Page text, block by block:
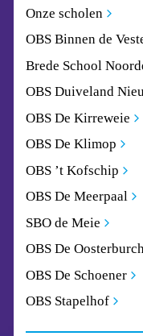
Onze scholen
OBS Binnen de
Brede School
OBS Duiveland
OBS De Kirreweie
OBS De Klimop
OBS ’t Kofschip
OBS De Meerpaal
SBO de Meie
OBS De
OBS De Schoener
OBS Stapelhof